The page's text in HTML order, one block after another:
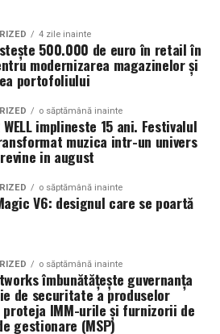
pelvine
la foliculi pentru puncție
merge pe FIV)
— o decizie dificilă
complexe decizii în medicina
cu endometriom ovarian care
nu înainte?
preoperatorie:
foliculii ovarieni la puncție
cu lichidul toxic din
folicular
către beneficiar
compactă din gama UZINEX
, dimensionată pentru
electric de subtraversări orizontale
principale:
stocare: 52 kWh baterii LiFePO4
container transport:3 × 2,5
4 zile inainte
500.000 de euro în retail în
modernizarea magazinelor și
portofoliului
o săptămână inainte
WELL implineste 15 ani. Festivalul
muzica intr-un univers
in august
o săptămână inainte
V6: designul care se poartă
o săptămână inainte
îmbunătățește guvernanța
de securitate a produselor
proteja IMM-urile și furnizorii de
gestionare (MSP)